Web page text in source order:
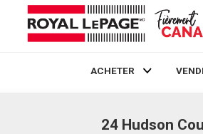
ACHETER
24 Hudson